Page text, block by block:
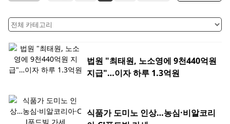
법원 "최태원, 노소영에 9천440억원
지급"…이자 하루 1.3억원
식품가 도미노 인상…농심·비알코리